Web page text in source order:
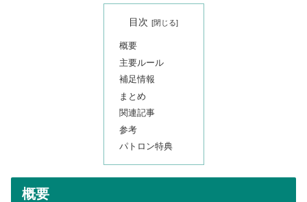
目次
概要
主要ルール
補足情報
まとめ
関連記事
参考
パトロン特典
概要